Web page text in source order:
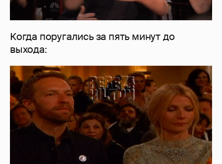
Когда поругались за пять минут до
выхода: